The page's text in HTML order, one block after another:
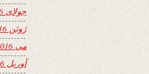
جولای 2016
ژوئن 2016
می 2016
آوریل 2016